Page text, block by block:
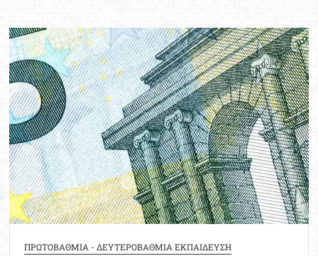
ΕΒΠ
και
Σχολικών
Νοσηλευτών
σε
όλα
τα
σχολεία
με
καταγεγραμμένες
ανάγκες
ΠΡΩΤΟΒΑΘΜΙΑ - ΔΕΥΤΕΡΟΒΑΘΜΙΑ ΕΚΠΑΙΔΕΥΣΗ